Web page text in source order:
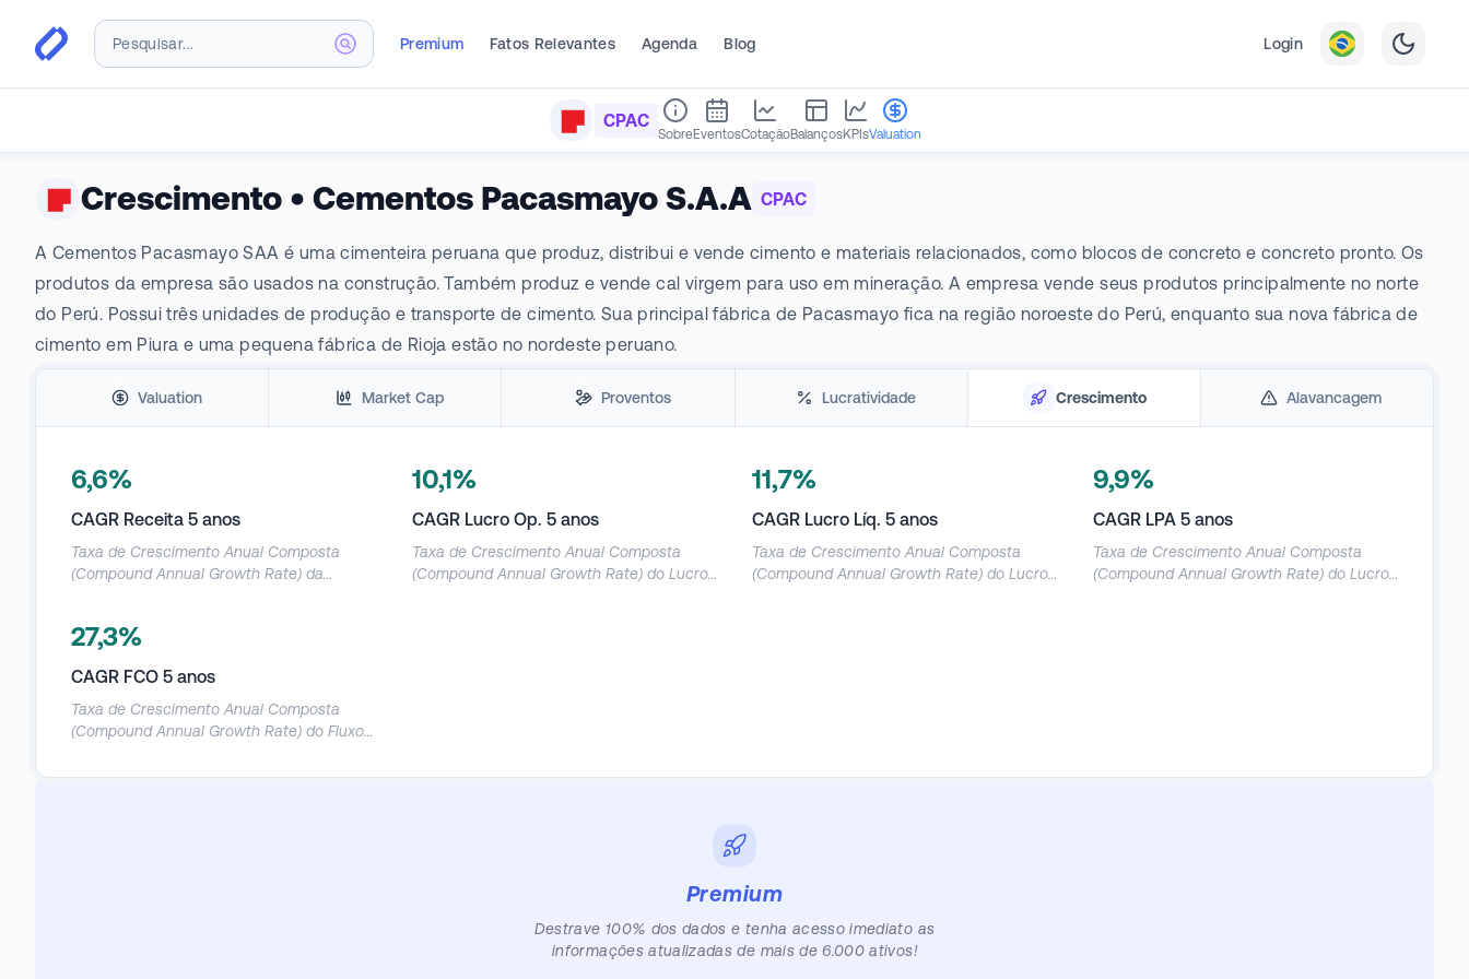
Premium Fatos Relevantes Agenda Blog Login
CPAC
SobreEventosCotaçãoBalançosKPIsValuation
Crescimento • Cementos Pacasmayo S.A.A CPAC
A Cementos Pacasmayo SAA é uma cimenteira peruana que produz, distribui e vende cimento e materiais relacionados, como blocos de concreto e concreto pronto. Os
produtos da empresa são usados na construção. Também produz e vende cal virgem para uso em mineração. A empresa vende seus produtos principalmente no norte
do Perú. Possui três unidades de produção e transporte de cimento. Sua principal fábrica de Pacasmayo fica na região noroeste do Perú, enquanto sua nova fábrica de
cimento em Piura e uma pequena fábrica de Rioja estão no nordeste peruano.
Valuation Market Cap Proventos Lucratividade Crescimento Alavancagem
6,6%
CAGR Receita 5 anos
Taxa de Crescimento Anual Composta
(Compound Annual Growth Rate) da
10,1%
CAGR Lucro Op. 5 anos
Taxa de Crescimento Anual Composta
(Compound Annual Growth Rate) do Lucro
11,7%
CAGR Lucro Líq. 5 anos
Taxa de Crescimento Anual Composta
(Compound Annual Growth Rate) do Lucro
9,9%
CAGR LPA 5 anos
Taxa de Crescimento Anual Composta
(Compound Annual Growth Rate) do Lucro
27,3%
CAGR FCO 5 anos
Taxa de Crescimento Anual Composta
(Compound Annual Growth Rate) do Fluxo
Premium
Destrave 100% dos dados e tenha acesso imediato as
informações atualizadas de mais de 6.000 ativos!